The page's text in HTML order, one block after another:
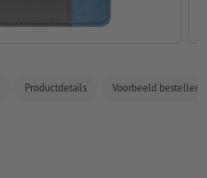
Productdetails Voorbeeld bestellen